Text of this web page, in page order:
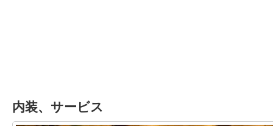
内装、サービス